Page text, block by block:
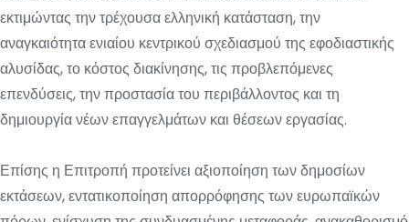
εκτιμώντας την τρέχουσα ελληνική κατάσταση, την
αναγκαιότητα ενιαίου κεντρικού σχεδιασμού της εφοδιαστικής
αλυσίδας, το κόστος διακίνησης, τις προβλεπόμενες
επενδύσεις, την προστασία του περιβάλλοντος και τη
δημιουργία νέων επαγγελμάτων και θέσεων εργασίας.
Επίσης η Επιτροπή προτείνει αξιοποίηση των δημοσίων
εκτάσεων, εντατικοποίηση απορρόφησης των ευρωπαϊκών